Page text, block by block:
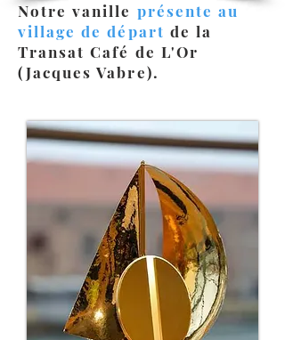
Notre vanille présente au
village de départ de la
Transat Café de L'Or
(Jacques Vabre).